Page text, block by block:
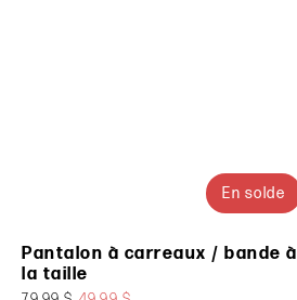
En solde
Pantalon à carreaux / bande à
la taille